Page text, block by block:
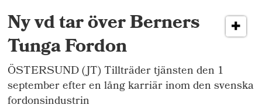
Ny vd tar över Berners
Tunga Fordon
ÖSTERSUND (JT) Tillträder tjänsten den 1
september efter en lång karriär inom den svenska
fordonsindustrin